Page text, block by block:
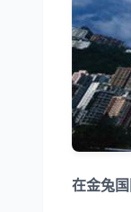
在金兔